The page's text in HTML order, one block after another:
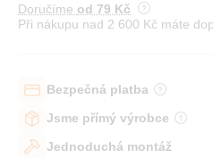
Doručíme od 79 Kč
Při nákupu nad 2 600 Kč máte
Bezpečná platba
Jsme přímý výrobce
Jednoduchá montáž